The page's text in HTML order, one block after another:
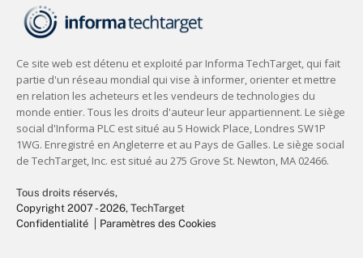
Tous droits réservés,
Copyright 2007 - 2026, TechTarget
Confidentialité
Paramètres des Cookies